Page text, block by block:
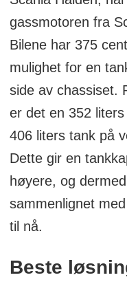
gassmotoren fra
Bilene har 375
mulighet for en
side av chassiset.
er det en 352
406 liters tank på
Dette gir en
høyere, og
sammenlignet
til nå.
Beste